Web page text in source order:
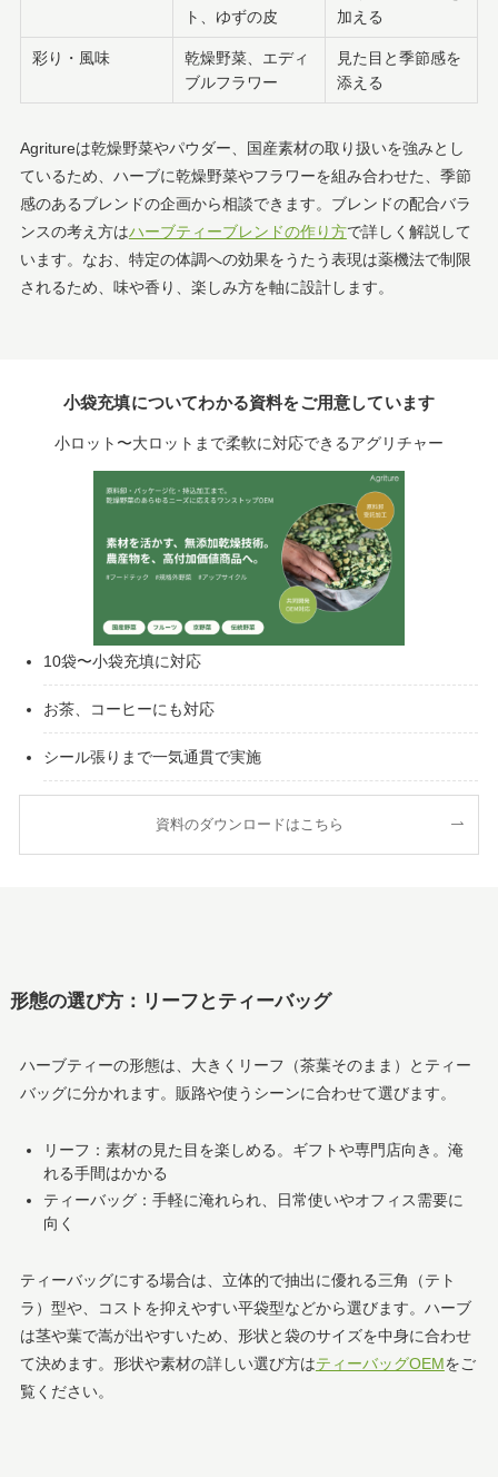
ト、ゆずの皮
加える
彩り・風味
乾燥野菜、エディ
ブルフラワー
見た目と季節感を
添える
Agritureは乾燥野菜やパウダー、国産素材の取り扱いを強みとし
ているため、ハーブに乾燥野菜やフラワーを組み合わせた、季節
感のあるブレンドの企画から相談できます。ブレンドの配合バラ
ンスの考え方はハーブティーブレンドの作り方で詳しく解説して
います。なお、特定の体調への効果をうたう表現は薬機法で制限
されるため、味や香り、楽しみ方を軸に設計します。
小袋充填についてわかる資料をご用意しています
小ロット〜大ロットまで柔軟に対応できるアグリチャー
10袋〜小袋充填に対応
お茶、コーヒーにも対応
シール張りまで一気通貫で実施
資料のダウンロードはこちら
形態の選び方：リーフとティーバッグ
ハーブティーの形態は、大きくリーフ（茶葉そのまま）とティー
バッグに分かれます。販路や使うシーンに合わせて選びます。
リーフ：素材の見た目を楽しめる。ギフトや専門店向き。淹
れる手間はかかる
ティーバッグ：手軽に淹れられ、日常使いやオフィス需要に
向く
ティーバッグにする場合は、立体的で抽出に優れる三角（テト
ラ）型や、コストを抑えやすい平袋型などから選びます。ハーブ
は茎や葉で嵩が出やすいため、形状と袋のサイズを中身に合わせ
て決めます。形状や素材の詳しい選び方はティーバッグOEMをご
覧ください。